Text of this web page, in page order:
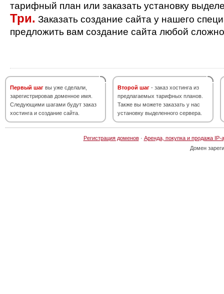
тарифный план или заказать установку
Три. Заказать создание сайта у нашего
предложить вам создание сайта любой
Первый шаг вы уже сделали,
зарегистрировав доменное имя.
Следующими шагами будут заказ
хостинга и создание сайта.
Второй шаг - заказ хостинга из
предлагаемых тарифных планов.
Также вы можете заказать у нас
установку выделенного сервера.
Регистрация доменов· Аренда, покупка и продажа IP-
Домен